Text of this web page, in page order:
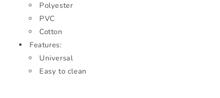
Polyester
PVC
Cotton
Features:
Universal
Easy to clean